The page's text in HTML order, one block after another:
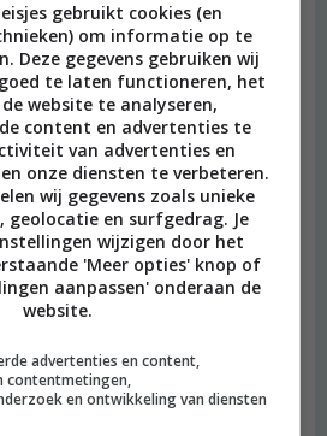
gebruikt cookies (en
om informatie op te
Deze gegevens gebruiken wij
te laten functioneren, het
website te analyseren,
content en advertenties te
van advertenties en
onze diensten te verbeteren.
wij gegevens zoals unieke
geolocatie en surfgedrag. Je
wijzigen door het
'Meer opties' knop of
aanpassen' onderaan de
website.
advertenties en content,
contentmetingen,
en ontwikkeling van diensten